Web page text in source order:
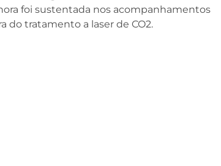
foi sustentada nos acompanhamentos
do tratamento a laser de CO2.